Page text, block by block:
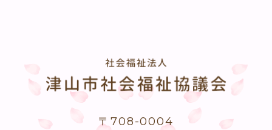
〒708-0004